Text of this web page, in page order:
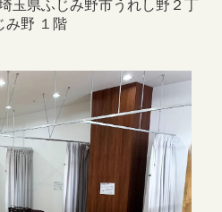
県ふじみ野市うれし野２丁
み野 １階